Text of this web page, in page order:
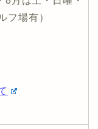
フ場有）